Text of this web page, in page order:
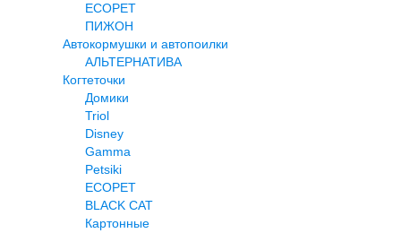
ECOPET
ПИЖОН
Автокормушки и автопоилки
АЛЬТЕРНАТИВА
Когтеточки
Домики
Triol
Disney
Gamma
Petsiki
ECOPET
BLACK CAT
Картонные